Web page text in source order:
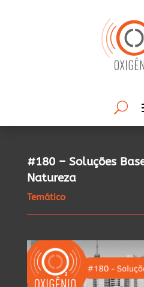
#180 – Soluções
Natureza
Temático